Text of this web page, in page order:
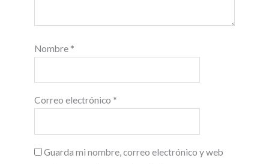
Nombre *
Correo electrónico *
Guarda mi nombre, correo electrónico y web